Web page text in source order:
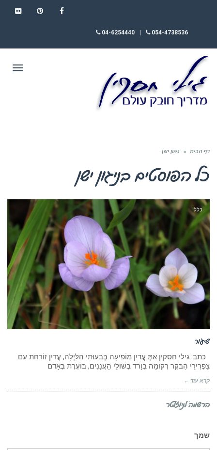
054-4738536
04-6254440
דף הבית » ניגון ישן
כל הפוסטים בניגון ישן
כללי
שיעור
כתב: גילי חסקין אַתְּ עֲדַיִן מוֹפִיעָה בְּבִעוּתֵי הַלַּיְלָה, עֲדַיִן זוֹרַחַת עִם
צַפְרִירֵי הַבֹּקֶר רְקוּמָה בְּוָרֹד בְּשׁוּלֵי הָעֲנָנִים, בּוֹעֶרֶת בְּאָדֹם
קרא עוד ←
הרשמה לניוזלטר
שמך